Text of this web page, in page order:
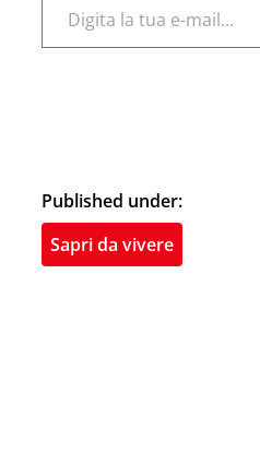
Published under:
Sapri da vivere